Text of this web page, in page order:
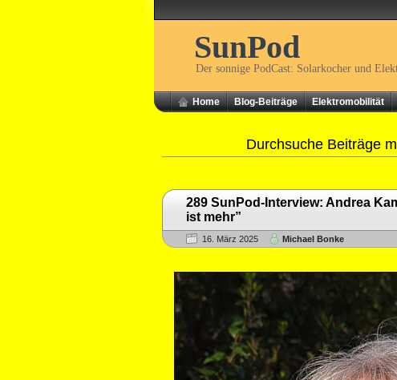
SunPod
Der sonnige PodCast: Solarkocher und
Home Blog-Beiträge Elektromobilität
Durchsuche Beiträge
289 SunPod-Interview: Andrea
ist mehr”
16. März 2025 Michael Bonke